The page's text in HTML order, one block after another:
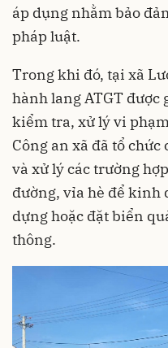
áp dụng nhằm bảo
pháp luật.
Trong khi đó, tại xã
hành lang ATGT được
kiểm tra, xử lý vi
Công an xã đã tổ
và xử lý các trường
đường, vỉa hè để kinh
dựng hoặc đặt biển
thông.